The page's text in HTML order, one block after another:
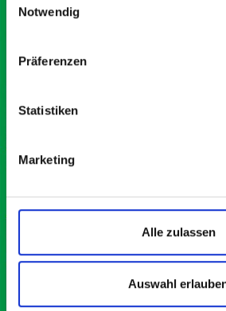
Notwendig
Präferenzen
Statistiken
Marketing
Alle zulassen
Auswahl